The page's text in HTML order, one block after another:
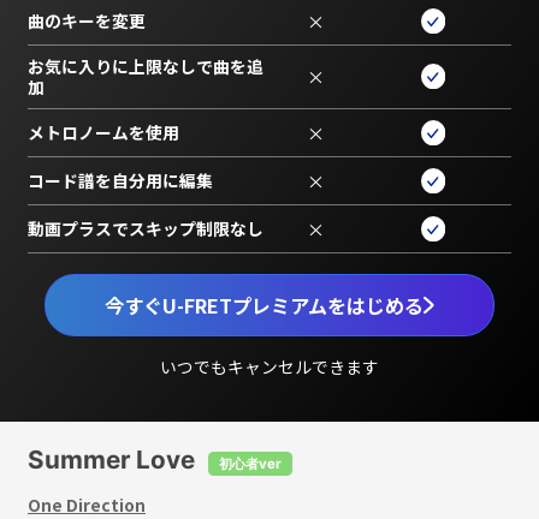
今すぐU-FRETプレミアムをはじめる
いつでもキャンセルできます
曲のキーを変更 ×
お気に入りに上限なしで曲を追
加
×
メトロノームを使用 ×
コード譜を自分用に編集 ×
動画プラスでスキップ制限なし ×
Summer Love 初心者ver
One Direction